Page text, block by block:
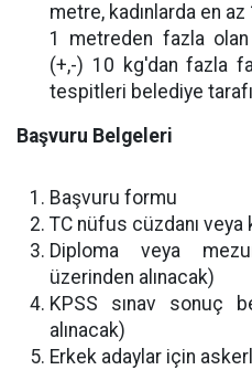
metre, kadınlarda en
1 metreden fazla olan
(+,-) 10 kg'dan fazla
tespitleri belediye
Başvuru Belgeleri
Başvuru formu
TC nüfus cüzdanı
Diploma veya
üzerinden alınacak)
KPSS sınav sonuç
alınacak)
Erkek adaylar için